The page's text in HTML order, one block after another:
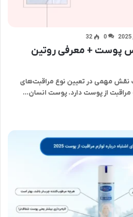
0
32
پوست + معرفی روتین
نقش مهمی در تعیین نوع مراقبت‌های
از پوست دارد. پوست انسان…